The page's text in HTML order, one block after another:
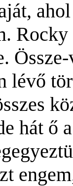
lévő
hát ő